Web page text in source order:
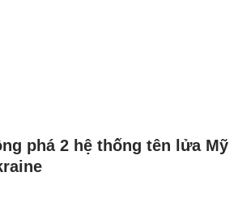
phá 2 hệ thống tên lửa Mỹ